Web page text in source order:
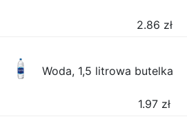
2.86 zł
Woda, 1,5 litrowa butelka
1.97 zł